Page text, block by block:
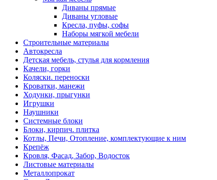
Диваны прямые
Диваны угловые
Кресла, пуфы, софы
Наборы мягкой мебели
Строительные материалы
Автокресла
Детская мебель, стулья для кормления
Качели, горки
Коляски. переноски
Кроватки, манежи
Ходунки, прыгунки
Игрушки
Наушники
Системные блоки
Блоки, кирпич. плитка
Котлы, Печи, Отопление, комплектующие к ним
Крепёж
Кровля, Фасад, Забор, Водосток
Листовые материалы
Металлопрокат